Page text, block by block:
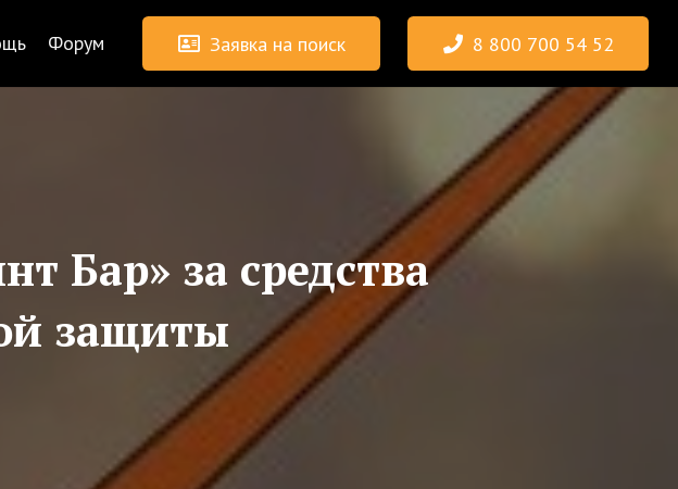
Форум Заявка на поиск 8 800 700 54 52
Бар» за средства
защиты